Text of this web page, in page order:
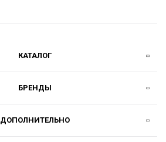
КАТАЛОГ
БРЕНДЫ
ДОПОЛНИТЕЛЬНО